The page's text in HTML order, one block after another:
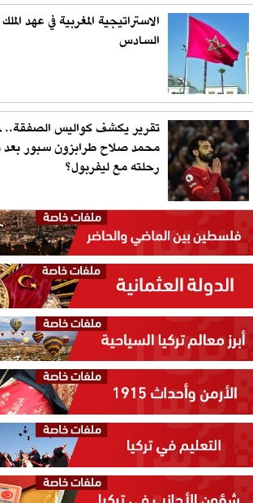
الاستراتيجية المغربية في عهد
السادس
تقرير يكشف كواليس الصفقة..
محمد صلاح طرابزون سبور بعد
رحلته مع ليفربول؟